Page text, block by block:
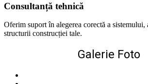
Consultanță tehnică
Oferim suport în alegerea corectă a sistemului,
structurii construcției tale.
Galerie Foto